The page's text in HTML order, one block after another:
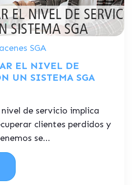
SGA
EL NIVEL DE
UN SISTEMA SGA
de servicio implica
clientes perdidos y
se...